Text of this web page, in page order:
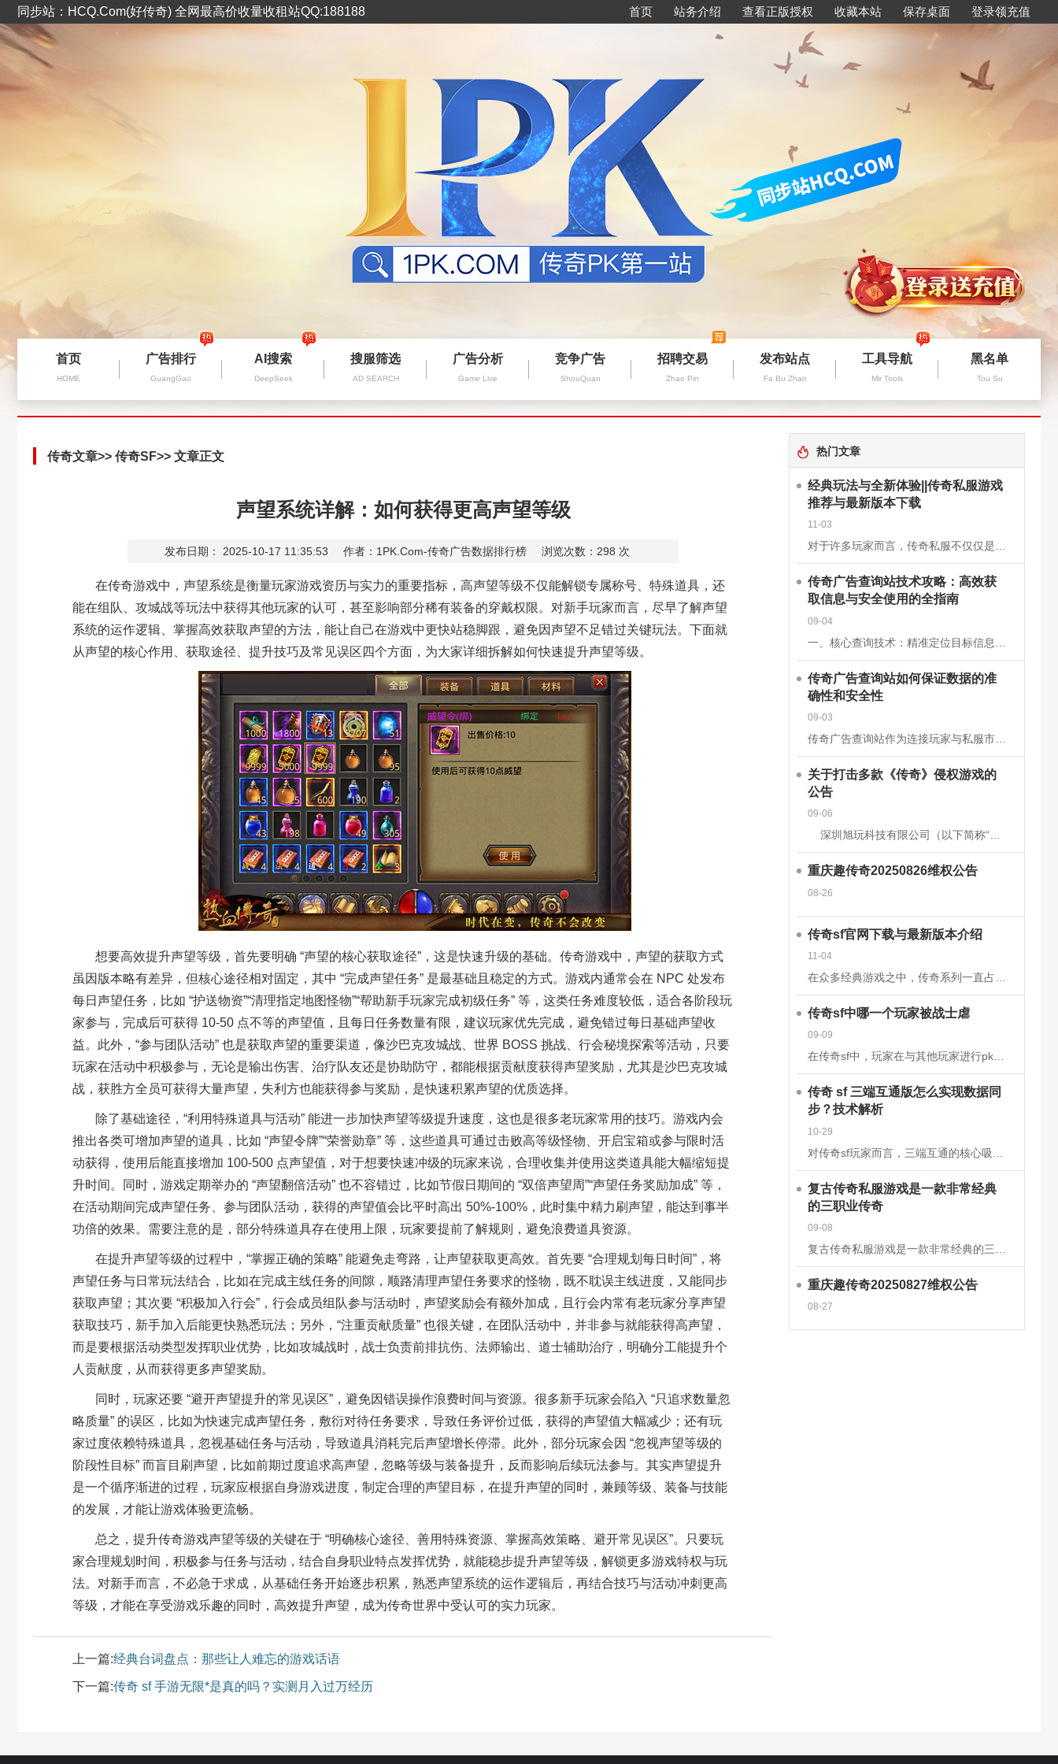
同步站：HCQ.Com(好传奇) 全网最高价收量收租站QQ:188188 首页 站务介绍 查看正版授权 收藏本站 保存桌面 登录领充值
首页
HOME
广告排行
GuangGao
AI搜索
DeepSeek
搜服筛选
AD SEARCH
广告分析
Game Live
竞争广告
ShouQuan
招聘交易
Zhao Pin
发布站点
Fa Bu Zhan
工具导航
Mir Tools
黑名单
Tou Su
传奇文章>> 传奇SF>> 文章正文
声望系统详解：如何获得更高声望等级
发布日期： 2025-10-17 11:35:53 作者：1PK.Com-传奇广告数据排行榜 浏览次数： 298 次
在传奇游戏中，声望系统是衡量玩家游戏资历与实力的重要指标，高声望等级不仅能解锁专属称号、特殊道具，还
能在组队、攻城战等玩法中获得其他玩家的认可，甚至影响部分稀有装备的穿戴权限。对新手玩家而言，尽早了解声望
系统的运作逻辑、掌握高效获取声望的方法，能让自己在游戏中更快站稳脚跟，避免因声望不足错过关键玩法。下面就
从声望的核心作用、获取途径、提升技巧及常见误区四个方面，为大家详细拆解如何快速提升声望等级。
想要高效提升声望等级，首先要明确 “声望的核心获取途径” ，这是快速升级的基础。传奇游戏中，声望的获取方式
虽因版本略有差异，但核心途径相对固定，其中 “完成声望任务” 是最基础且稳定的方式。游戏内通常会在 NPC 处发布
每日声望任务，比如 “护送物资”“清理指定地图怪物”“帮助新手玩家完成初级任务” 等，这类任务难度较低，适合各阶段玩
家参与，完成后可获得 10-50 点不等的声望值，且每日任务数量有限，建议玩家优先完成，避免错过每日基础声望收
益。此外， “参与团队活动” 也是获取声望的重要渠道，像沙巴克攻城战、世界 BOSS 挑战、行会秘境探索等活动，只要
玩家在活动中积极参与，无论是输出伤害、治疗队友还是协助防守，都能根据贡献度获得声望奖励，尤其是沙巴克攻城
战，获胜方全员可获得大量声望，失利方也能获得参与奖励，是快速积累声望的优质选择。
除了基础途径，“利用特殊道具与活动”能进一步加快声望等级提升速度，这也是很多老玩家常用的技巧。游戏内会
推出各类可增加声望的道具，比如 “声望令牌”“荣誉勋章” 等，这些道具可通过击败高等级怪物、开启宝箱或参与限时活
动获得，使用后能直接增加 100-500 点声望值，对于想要快速冲级的玩家来说，合理收集并使用这类道具能大幅缩短提
升时间。同时，游戏定期举办的 “声望翻倍活动” 也不容错过，比如节假日期间的 “双倍声望周”“声望任务奖励加成” 等，
在活动期间完成声望任务、参与团队活动，获得的声望值会比平时高出 50%-100% ，此时集中精力刷声望，能达到事半
功倍的效果。需要注意的是，部分特殊道具存在使用上限，玩家要提前了解规则，避免浪费道具资源。
在提升声望等级的过程中，“掌握正确的策略”能避免走弯路，让声望获取更高效。首先要“合理规划每日时间” ，将
声望任务与日常玩法结合，比如在完成主线任务的间隙，顺路清理声望任务要求的怪物，既不耽误主线进度，又能同步
获取声望；其次要 “积极加入行会” ，行会成员组队参与活动时，声望奖励会有额外加成，且行会内常有老玩家分享声望
获取技巧，新手加入后能更快熟悉玩法；另外， “注重贡献质量” 也很关键，在团队活动中，并非参与就能获得高声望，
而是要根据活动类型发挥职业优势，比如攻城战时，战士负责前排抗伤、法师输出、道士辅助治疗，明确分工能提升个
人贡献度，从而获得更多声望奖励。
同时，玩家还要 “避开声望提升的常见误区” ，避免因错误操作浪费时间与资源。很多新手玩家会陷入“只追求数量忽
略质量” 的误区，比如为快速完成声望任务，敷衍对待任务要求，导致任务评价过低，获得的声望值大幅减少；还有玩
家过度依赖特殊道具，忽视基础任务与活动，导致道具消耗完后声望增长停滞。此外，部分玩家会因 “忽视声望等级的
阶段性目标” 而盲目刷声望，比如前期过度追求高声望，忽略等级与装备提升，反而影响后续玩法参与。其实声望提升
是一个循序渐进的过程，玩家应根据自身游戏进度，制定合理的声望目标，在提升声望的同时，兼顾等级、装备与技能
的发展，才能让游戏体验更流畅。
总之，提升传奇游戏声望等级的关键在于 “明确核心途径、善用特殊资源、掌握高效策略、避开常见误区”。只要玩
家合理规划时间，积极参与任务与活动，结合自身职业特点发挥优势，就能稳步提升声望等级，解锁更多游戏特权与玩
法。对新手而言，不必急于求成，从基础任务开始逐步积累，熟悉声望系统的运作逻辑后，再结合技巧与活动冲刺更高
等级，才能在享受游戏乐趣的同时，高效提升声望，成为传奇世界中受认可的实力玩家。
上一篇:经典台词盘点：那些让人难忘的游戏话语
下一篇:传奇 sf 手游无限*是真的吗？实测月入过万经历
热门文章
经典玩法与全新体验||传奇私服游戏
推荐与最新版本下载
11-03
对于许多玩家而言，传奇私服不仅仅是一款游戏，更是一段青春的回忆。它继承了经典《传奇》的核心玩法，保留了战士、法师、道士三大职业的经典设定，同时在画面、操作和系统上进行了优化升级，让老玩家找回曾经的激情
传奇广告查询站技术攻略：高效获
取信息与安全使用的全指南
09-04
传奇广告查询站如何保证数据的准
确性和安全性
09-03
关于打击多款《传奇》侵权游戏的
公告
09-06
深圳旭玩科技有限公司（以下简称“我司”）依据相关转授权文件获得原始著作权人韩国亚拓士软件有限公司针对《LegendofMirII》（中文名：《传奇》）网
重庆趣传奇20250826维权公告
08-26
传奇sf官网下载与最新版本介绍
11-04
传奇sf中哪一个玩家被战士虐
09-09
在传奇sf中，玩家在与其他玩家进行pk时，有时会被对方的技能击中，也有时会被对方战士击杀。虽然战士在游戏前期，在技能上没有法师给力，但是战士有绝对的优势，特别是战士的防御和血量，完全可以抵挡住对方的伤
传奇 sf 三端互通版怎么实现数据同
步？技术解析
10-29
复古传奇私服游戏是一款非常经典
的三职业传奇
09-08
重庆趣传奇20250827维权公告
08-27